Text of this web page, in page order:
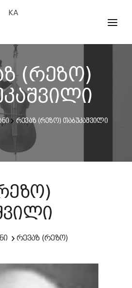
KA
(რეზო)
რევაზ (რეზო) თაბუკაშვილი
რევაზ (რეზო)